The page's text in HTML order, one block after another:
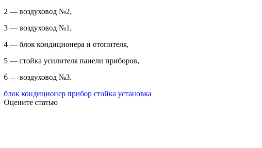
2 — воздуховод №2,
3 — воздуховод №1,
4 — блок кон­диционера и отопителя,
5 — стойка усилителя панели приборов,
6 — возду­ховод №3.
блок кондиционер прибор стойка установка
Оцените статью